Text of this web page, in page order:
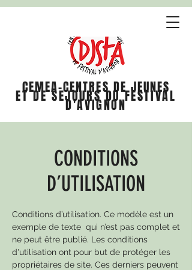
CEMEA-CENTRES DE JEUNES
ET DE SEJOURS DU FESTIVAL
D'AVIGNON
CONDITIONS
D’UTILISATION
Conditions d’utilisation. Ce modèle est un
exemple de texte qui n’est pas complet et
ne peut être publié. Les conditions
d'utilisation ont pour but de protéger les
propriétaires de site. Ces derniers peuvent